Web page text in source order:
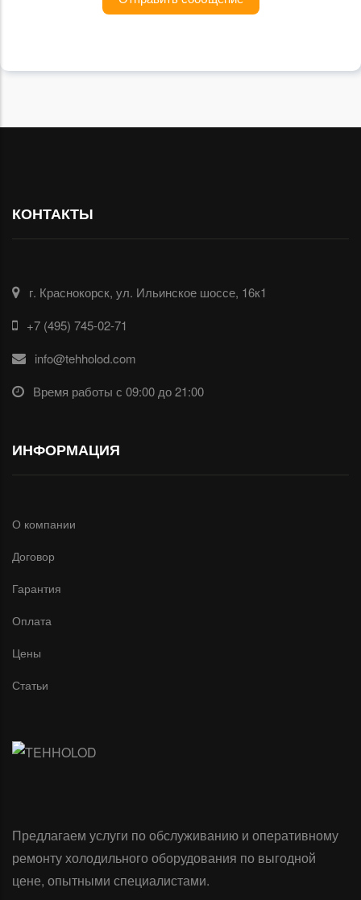
КОНТАКТЫ
г. Краснокорск, ул. Ильинское шоссе, 16к1
+7 (495) 745-02-71
info@tehholod.com
Время работы с 09:00 до 21:00
ИНФОРМАЦИЯ
О компании
Договор
Гарантия
Оплата
Цены
Статьи
Предлагаем услуги по обслуживанию и оперативному
ремонту холодильного оборудования по выгодной
цене, опытными специалистами.